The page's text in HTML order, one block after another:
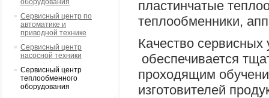
оборудования
Сервисный центр по
автоматике и
приводной технике
Сервисный центр
насосной техники
Сервисный центр
теплообменного
оборудования
пластинчатые
теплообменники,
Качество
обеспечивается
проходящим
изготовителей